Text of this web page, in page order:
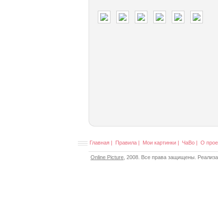
Главная | Правила | Мои картинки | ЧаВо | О
Online Picture , 2008. Все права защищены.